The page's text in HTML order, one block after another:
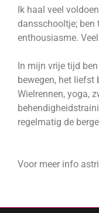
Ik haal veel
dansschooltje; ben
enthousiasme.
In mijn vrije tijd
bewegen, het liefst
Wielrennen, yoga,
regelmatig de
Voor meer info